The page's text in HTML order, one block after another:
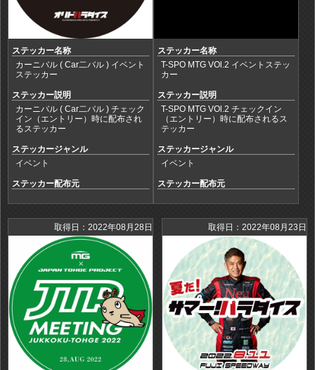
ステッカー名称
カーニバル ( Car二バル ) イベント
ステッカー
ステッカー説明
カーニバル ( Car二バル ) チェック
イン（エントリー）時に配布され
るステッカー
ステッカージャンル
イベント
ステッカー配布元
ステッカー名称
T-SPO MTG VOl.2 イベントステッ
カー
ステッカー説明
T-SPO MTG VOl.2 チェックイン
（エントリー）時に配布されるス
テッカー
ステッカージャンル
イベント
ステッカー配布元
取得日：2022年08月28日 取得日：2022年08月23日